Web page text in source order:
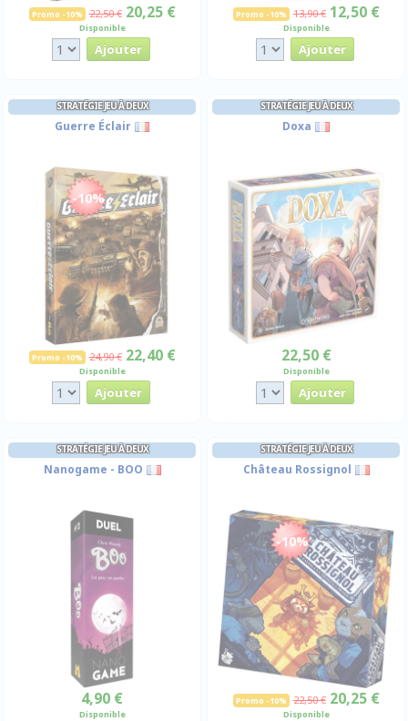
Promo -10% 22,50 € 20,25 €
Disponible
Promo -10% 13,90 € 12,50 €
Disponible
STRATÉGIE JEU À DEUX
Guerre Éclair
-10%
Promo -10% 24,90 € 22,40 €
Disponible
STRATÉGIE JEU À DEUX
Doxa
22,50 €
Disponible
STRATÉGIE JEU À DEUX
Nanogame - BOO
4,90 €
Disponible
STRATÉGIE JEU À DEUX
Château Rossignol
-10%
Promo -10% 22,50 € 20,25 €
Disponible